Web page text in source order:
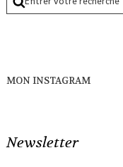
MON INSTAGRAM
Newsletter